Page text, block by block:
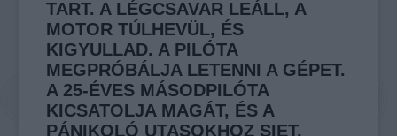
TART. A LÉGCSAVAR LEÁLL, A
MOTOR TÚLHEVÜL, ÉS
KIGYULLAD. A PILÓTA
MEGPRÓBÁLJA LETENNI A GÉPET.
A 25-ÉVES MÁSODPILÓTA
KICSATOLJA MAGÁT, ÉS A
PÁNIKOLÓ UTASOKHOZ SIET,